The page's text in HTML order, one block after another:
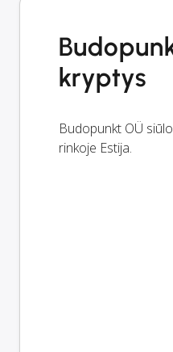
kryptys
Budopunkt OÜ
rinkoje Estija.